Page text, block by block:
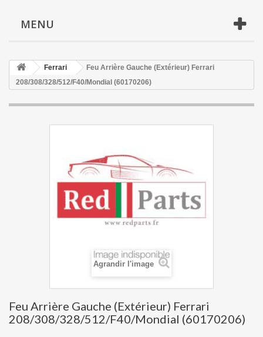
MENU
Ferrari
Feu Arrière Gauche (Extérieur) Ferrari
208/308/328/512/F40/Mondial (60170206)
Agrandir l'image
Feu Arrière Gauche (Extérieur) Ferrari
208/308/328/512/F40/Mondial (60170206)